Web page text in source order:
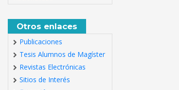
Otros enlaces
Publicaciones
Tesis Alumnos de Magíster
Revistas Electrónicas
Sitios de Interés